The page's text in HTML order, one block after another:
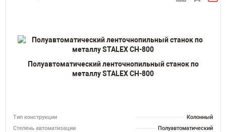
Полуавтоматический ленточнопильный станок по
металлу STALEX CH-800
Тип конструкции
Колонный
Степень автоматизации
Полуавтоматический